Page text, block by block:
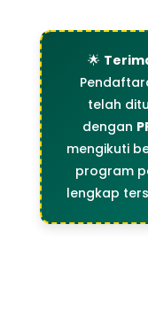
🌟
telah
dengan
mengikuti
program
lengkap